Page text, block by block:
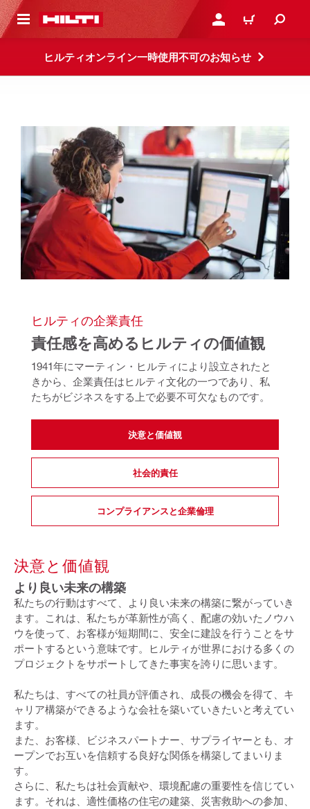
内容を表示 ログイン・新規オンライ
カート
ヒルティオンライン一時使用不可のお知らせ
ヒルティの企業責任
責任感を高めるヒルティの価値観
1941年にマーティン・ヒルティにより設立されたと
きから、企業責任はヒルティ文化の一つであり、 私
たちがビジネスをする上で必要不可欠なものです。
決意と価値観
社会的責任
コンプライアンスと企業倫理
決意と価値観
より良い未来の構築
私たちの行動はすべて、より良い未来の構築に繋がっていき
ます。これは、私たちが革新性が高く、配慮の効いたノウハ
ウを使って、お客様が短期間に、安全に建設を行うことをサ
ポートするという意味です。ヒルティが世界における多くの
プロジェクトをサポートしてきた事実を誇りに思います。
私たちは、すべての社員が評価され、成長の機会を得て、キ
ャリア構築ができるような会社を築いていきたいと考えてい
ます。
また、お客様、ビジネスパートナー、サプライヤーとも、オ
ープンでお互いを信頼する良好な関係を構築してまいりま
す。
さらに、私たちは社会貢献や、環境配慮の重要性を信じてい
ます。それは、適性価格の住宅の建築、災害救助への参加、